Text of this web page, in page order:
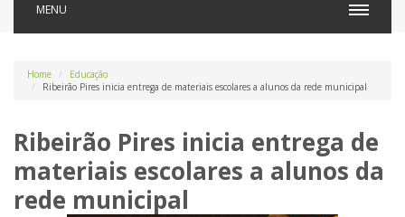
MENU
Home
Educação
Ribeirão Pires inicia entrega de materiais escolares a alunos da rede municipal
Ribeirão Pires inicia entrega de
materiais escolares a alunos da
rede municipal